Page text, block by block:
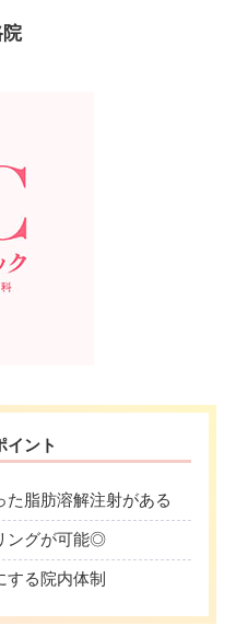
イント
た脂肪溶解注射がある
ングが可能◎
する院内体制